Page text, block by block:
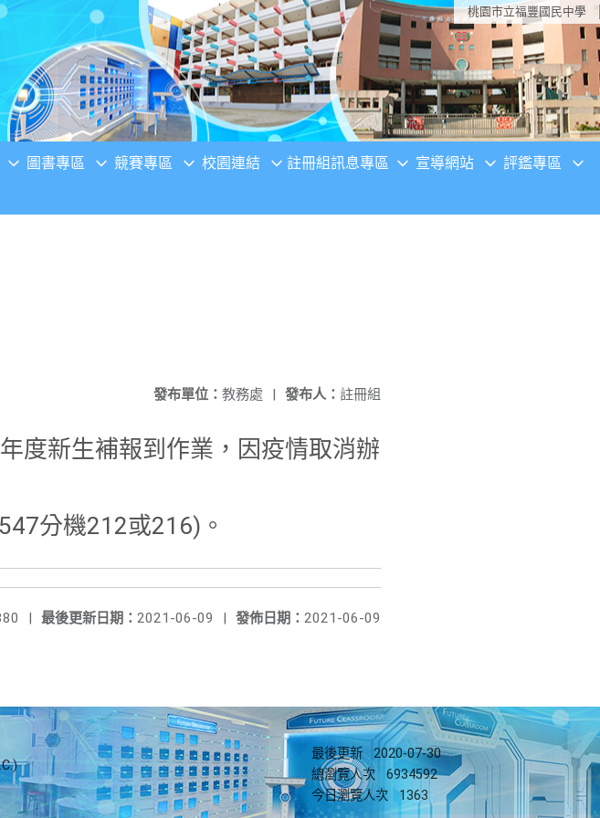
桃園市立福豐國民中學
圖書專區 競賽專區 校園連結 註冊組訊息專區 宣導網站 評鑑專區
發布人： 註冊組
發布單位： 教務處 |
度新生補報到作業，因疫情取消辦
分機212或216)。
發佈日期： 2021-06-09
最後更新日期： 2021-06-09 |
|
最後更新
2020-07-30
總瀏覽人次
6934592
今日瀏覽人次
1363